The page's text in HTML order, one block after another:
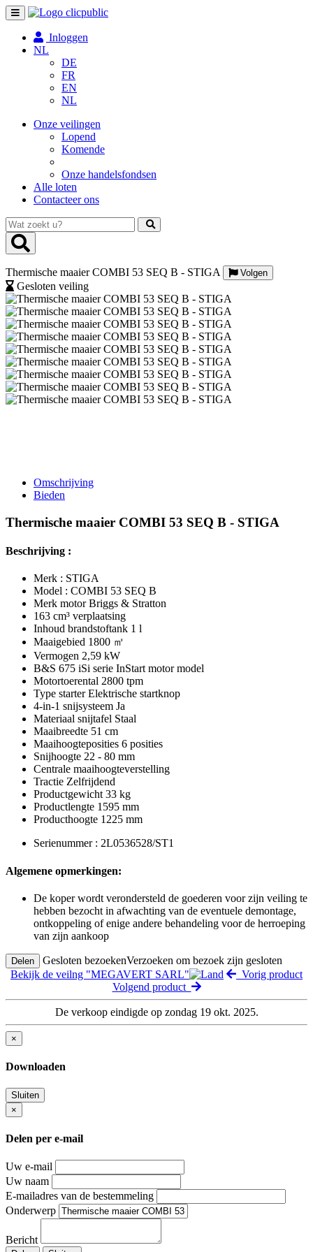
Toggle
navigation
Inloggen
NL
DE
FR
EN
NL
Onze veilingen
Lopend
Komende
Onze handelsfondsen
Alle loten
Contacteer ons
Wat
zoekt
u?
Thermische maaier COMBI 53 SEQ B - STIGA Volgen
Gesloten veiling
Omschrijving
Bieden
Thermische maaier COMBI 53 SEQ B - STIGA
Beschrijving :
Merk : STIGA
Model : COMBI 53 SEQ B
Merk motor Briggs & Stratton
163 cm³ verplaatsing
Inhoud brandstoftank 1 l
Maaigebied 1800 ㎡
Vermogen 2,59 kW
B&S 675 iSi serie InStart motor model
Motortoerental 2800 tpm
Type starter Elektrische startknop
4-in-1 snijsysteem Ja
Materiaal snijtafel Staal
Maaibreedte 51 cm
Maaihoogteposities 6 posities
Snijhoogte 22 - 80 mm
Centrale maaihoogteverstelling
Tractie Zelfrijdend
Productgewicht 33 kg
Productlengte 1595 mm
Producthoogte 1225 mm
Serienummer : 2L0536528/ST1
Algemene opmerkingen:
De koper wordt verondersteld de goederen voor zijn veiling te
hebben bezocht in afwachting van de eventuele demontage,
ontkoppeling of enige andere behandeling voor de herroeping
van zijn aankoop
Delen Gesloten bezoekenVerzoeken om bezoek zijn gesloten
Bekijk de veilng "MEGAVERT SARL"
Vorig product
Volgend product
De verkoop eindigde op zondag 19 okt. 2025.
×
Downloaden
Sluiten
×
Delen per e-mail
Uw e-mail
Uw naam
E-mailadres van de bestemmeling
Onderwerp
Bericht